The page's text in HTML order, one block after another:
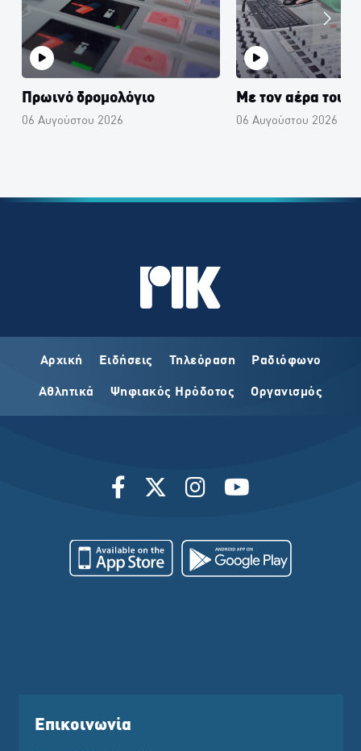
Πρωινό δρομολόγιο
06 Αυγούστου 2026
Με τον αέρα του
06 Αυγούστου 2026
Αρχική Ειδήσεις Τηλεόραση Ραδιόφωνο
Αθλητικά Ψηφιακός Ηρόδοτος Οργανισμός
Επικοινωνία